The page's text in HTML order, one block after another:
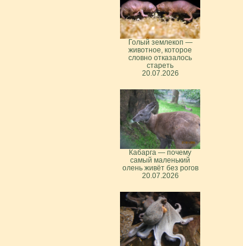
Голый землекоп —
животное, которое
словно отказалось
стареть
20.07.2026
Кабарга — почему
самый маленький
олень живёт без рогов
20.07.2026